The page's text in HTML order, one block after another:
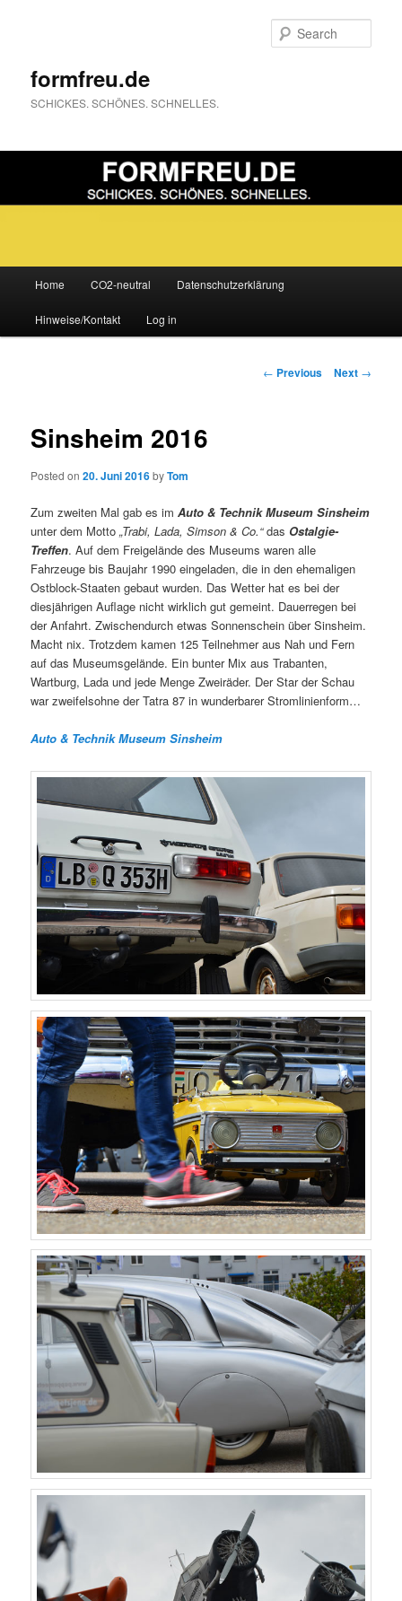
formfreu.de
SCHICKES. SCHÖNES. SCHNELLES.
Skip
to
Home CO2-neutral Datenschutzerklärung
Hinweise/Kontakt Log in
Post
← Previous Next →
Sinsheim 2016
Posted on20. Juni 2016byTom
Zum zweiten Mal gab es imAuto & Technik Museum Sinsheim
unter dem Motto„Trabi, Lada, Simson & Co.“das Ostalgie-
Treffen. Auf dem Freigelände des Museums waren alle
Fahrzeuge bis Baujahr 1990 eingeladen, die in den ehemaligen
Ostblock-Staaten gebaut wurden. Das Wetter hat es bei der
diesjährigen Auflage nicht wirklich gut gemeint. Dauerregen bei
der Anfahrt. Zwischendurch etwas Sonnenschein über Sinsheim.
Macht nix. Trotzdem kamen 125 Teilnehmer aus Nah und Fern
auf das Museumsgelände. Ein bunter Mix aus Trabanten,
Wartburg, Lada und jede Menge Zweiräder. Der Star der Schau
war zweifelsohne der Tatra 87 in wunderbarer Stromlinienform…
Auto & Technik Museum Sinsheim